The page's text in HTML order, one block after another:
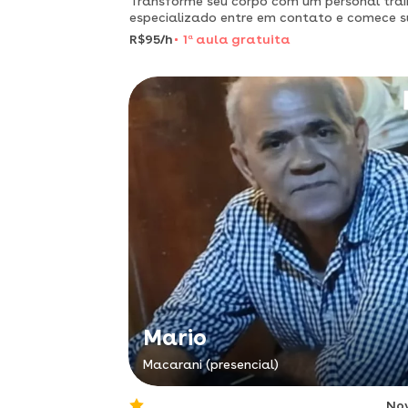
especializado entre em contato e comece
mudança hoje!
R$95/h 1 a aula gratuita
Mario
Macarani (presencial)